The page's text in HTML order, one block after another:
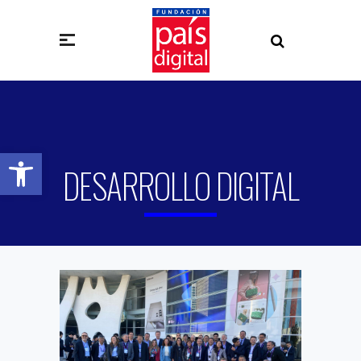
Abrir barra de herramientas
DESARROLLO DIGITAL